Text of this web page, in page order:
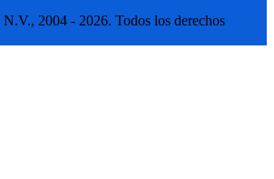
2004 - 2026. Todos los derechos